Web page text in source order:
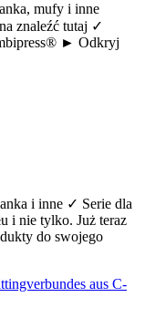
mufy i inne
znaleźć tutaj ✓
► Odkryj
i inne ✓ Serie dla
i nie tylko. Już teraz
do swojego